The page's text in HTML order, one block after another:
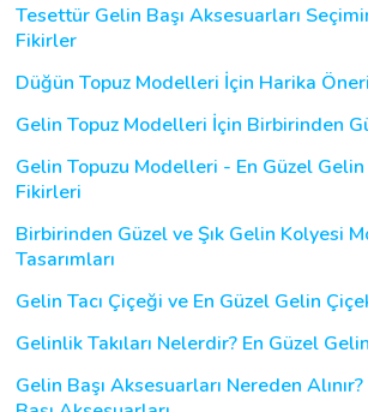
Tesettür Gelin Başı Aksesuarları
Fikirler
Düğün Topuz Modelleri İçin Harika
Gelin Topuz Modelleri İçin Birbirinden
Gelin Topuzu Modelleri - En Güzel
Fikirleri
Birbirinden Güzel ve Şık Gelin Kolyesi
Tasarımları
Gelin Tacı Çiçeği ve En Güzel Gelin
Gelinlik Takıları Nelerdir? En Güzel
Gelin Başı Aksesuarları Nereden